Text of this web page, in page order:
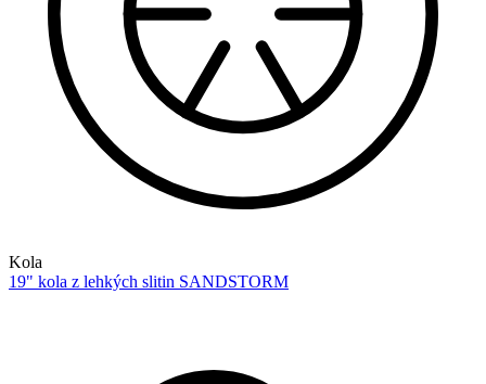
Kola
19" kola z lehkých slitin SANDSTORM